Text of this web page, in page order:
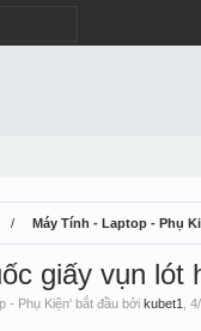
Máy Tính - Laptop - Phụ
giấy vụn lót
- Phụ Kiện' bắt đầu bởi kubet1